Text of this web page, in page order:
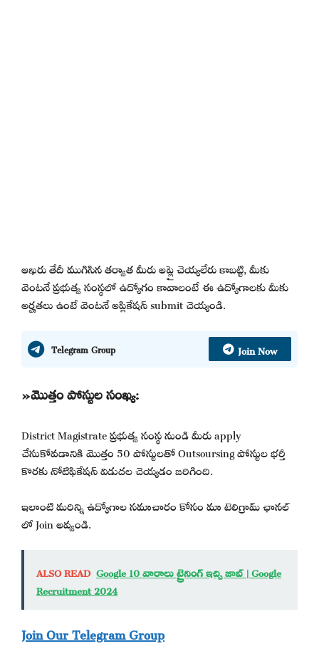
ఆఖరు తేదీ ముగిసిన తర్వాత మీరు అప్లై చెయ్యలేరు కాబట్టి, మీకు
వెంటనే ప్రభుత్వ సంస్థలో ఉద్యోగం కావాలంటే ఈ ఉద్యోగాలకు మీకు
అర్హతలు ఉంటే వెంటనే అప్లికేషన్ submit చెయ్యండి.
Telegram Group Join Now
»మొత్తం పోస్టుల సంఖ్య:
District Magistrate ప్రభుత్వ సంస్థ నుండి మీరు apply
చేసుకోవడానికి మొత్తం 50 పోస్టులతో Outsoursing పోస్టుల భర్తీ
కొరకు నోటిఫికేషన్ విడుదల చెయ్యడం జరిగింది.
ఇలాంటి మరిన్ని ఉద్యోగాల సమాచారం కోసం మా టెలిగ్రామ్ ఛానల్
లో Join అవ్వండి.
ALSO READ Google 10 వారాలు ట్రైనింగ్ ఇచ్చి జాబ్ | Google
Recruitment 2024
Join Our Telegram Group